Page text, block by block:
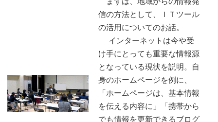
信の方法として、ＩＴツール
の活用についてのお話。
インターネットは今や受
け手にとっても重要な情報源
となっている現状を説明。自
身のホームページを例に、
「ホームページは、基本情報
を伝える内容に」「携帯から
でも情報を更新できるブログ